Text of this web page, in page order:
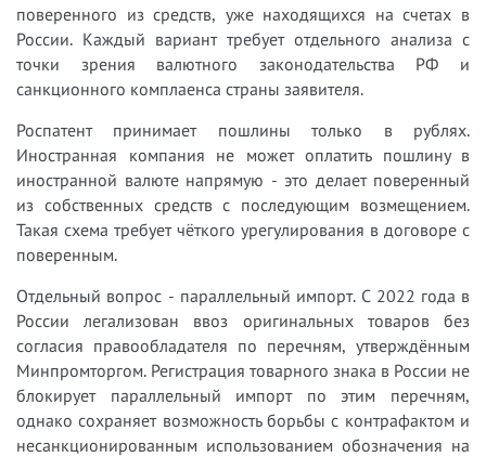
поверенного из средств, уже находящихся на счетах в
России. Каждый вариант требует отдельного анализа с
точки зрения валютного законодательства РФ и
санкционного комплаенса страны заявителя.
Роспатент принимает пошлины только в рублях.
Иностранная компания не может оплатить пошлину в
иностранной валюте напрямую - это делает поверенный
из собственных средств с последующим возмещением.
Такая схема требует чёткого урегулирования в договоре с
поверенным.
Отдельный вопрос - параллельный импорт. С 2022 года в
России легализован ввоз оригинальных товаров без
согласия правообладателя по перечням, утверждённым
Минпромторгом. Регистрация товарного знака в России не
блокирует параллельный импорт по этим перечням,
однако сохраняет возможность борьбы с контрафактом и
несанкционированным использованием обозначения на